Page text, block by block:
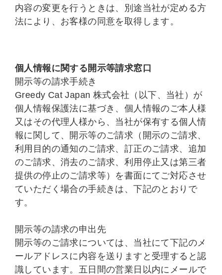
内容の変更を行うときは、別途当社が定める方
法により、お客様の同意を取得します。
個人情報に関する開示等請求窓口
開示等の請求手続き
Greedy Cat Japan 株式会社（以下、当社）が
個人情報保護法に基づき、個人情報のご本人様
又はその代理人様から、当社が保有する個人情
報に関して、開示等のご請求（開示のご請求、
利用目的の通知のご請求、訂正のご請求、追加
のご請求、消去のご請求、利用停止又は第三者
提供の停止のご請求等）を書面にてご対応させ
ていただく場合の手続きは、下記のとおりで
す。
開示等の請求の申出先
開示等のご請求については、当社にて下記のメ
ールアドレスに内容を送りますと受理すると認
識しています。五日間の営業日以内にメールで